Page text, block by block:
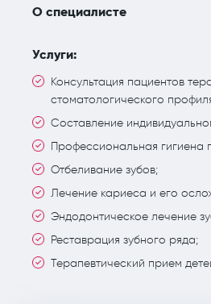
О специалисте
Услуги:
Консультация пациентов
стоматологического
Составление
Профессиональная гигиена
Отбеливание зубов;
Лечение кариеса и его
Эндодонтическое лечение
Реставрация зубного ряда;
Терапевтический прием